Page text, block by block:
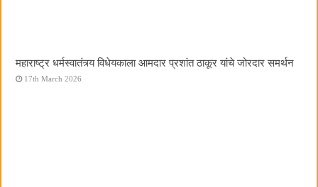
महाराष्ट्र धर्मस्वातंत्र्य विधेयकाला आमदार प्रशांत ठाकूर यांचे जोरदार समर्थन
17th March 2026